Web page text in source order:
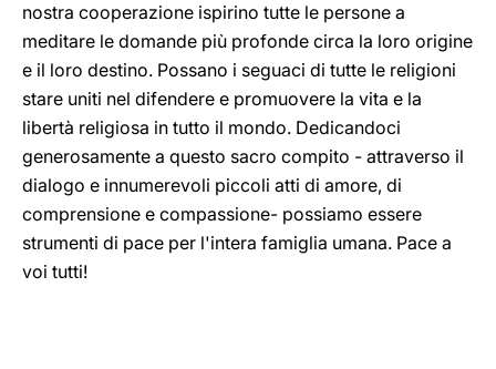
nostra cooperazione ispirino tutte le persone a
meditare le domande più profonde circa la loro origine
e il loro destino. Possano i seguaci di tutte le religioni
stare uniti nel difendere e promuovere la vita e la
libertà religiosa in tutto il mondo. Dedicandoci
generosamente a questo sacro compito - attraverso il
dialogo e innumerevoli piccoli atti di amore, di
comprensione e compassione- possiamo essere
strumenti di pace per l'intera famiglia umana. Pace a
voi tutti!